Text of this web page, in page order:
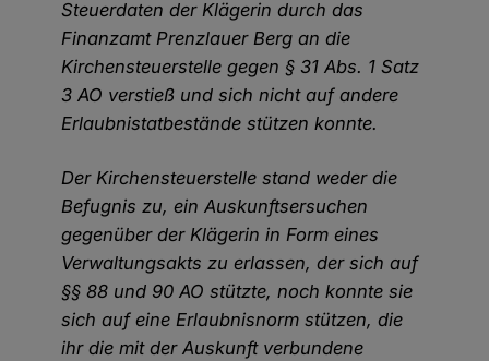
Steuerdaten der Klägerin durch das
Finanzamt Prenzlauer Berg an die
Kirchensteuerstelle gegen § 31 Abs. 1 Satz
3 AO verstieß und sich nicht auf andere
Erlaubnistatbestände stützen konnte.
Der Kirchensteuerstelle stand weder die
Befugnis zu, ein Auskunftsersuchen
gegenüber der Klägerin in Form eines
Verwaltungsakts zu erlassen, der sich auf
§§ 88 und 90 AO stützte, noch konnte sie
sich auf eine Erlaubnisnorm stützen, die
ihr die mit der Auskunft verbundene